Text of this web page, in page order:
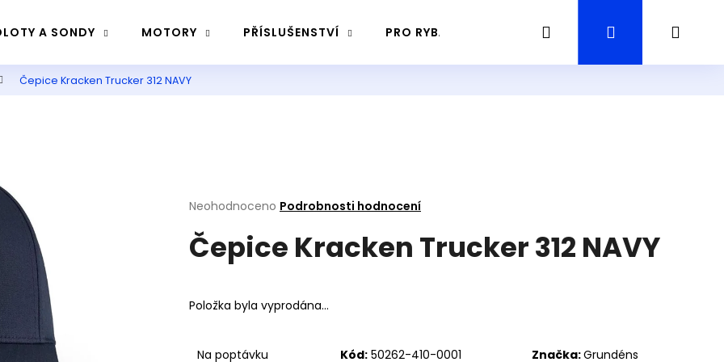
A SONDY MOTORY PŘÍSLUŠENSTVÍ PRO RYBÁŘE PRŮVODCE / GUIDING RYBAŘENÍ
Hledat Přihlášení
Čepice Kracken Trucker 312 NAVY
Průměrné
produktu
je
hvězdiček.
Neohodnoceno Podrobnosti hodnocení
Čepice Kracken Trucker 312 NAVY
Položka byla vyprodána…
Na poptávku Kód: 50262-410-0001 Značka:Grundéns
Co potřebujete najít?